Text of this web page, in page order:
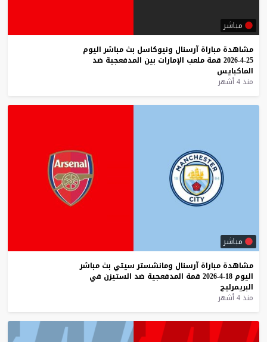
مباشر
مشاهدة مباراة آرسنال ونيوكاسل بث مباشر اليوم
25-4-2026
قمة ملعب الإمارات بين المدفعجية ضد
الماكبايس
منذ 4 أشهر
مباشر
مشاهدة مباراة آرسنال ومانشستر سيتي بث مباشر
اليوم 18-4-2026 قمة المدفعجية ضد الستيزن في
البريمرليج
منذ 4 أشهر